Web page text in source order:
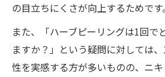
の目立ちにくさが向上するためです。
また、「ハーブピーリングは1回で
ますか？」という疑問に対しては
性を実感する方が多いものの、ニ